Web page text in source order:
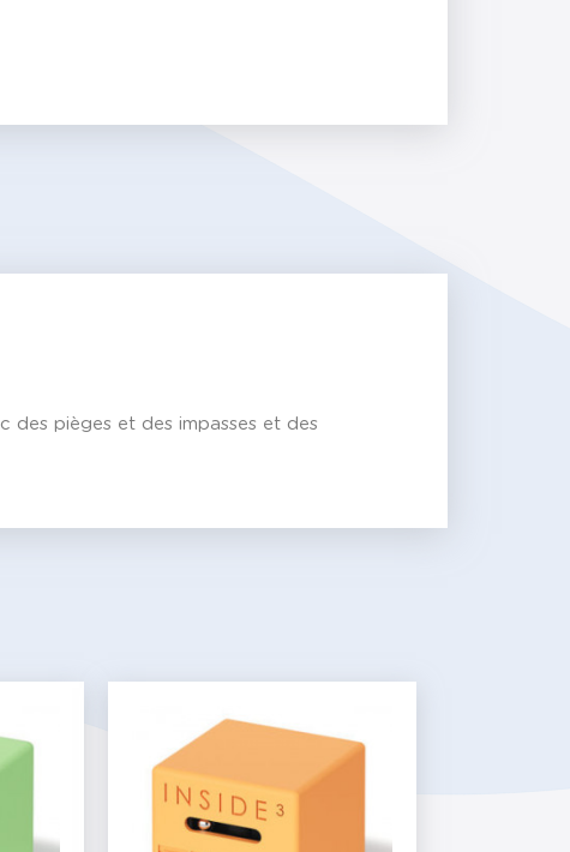
des pièges et des impasses et des